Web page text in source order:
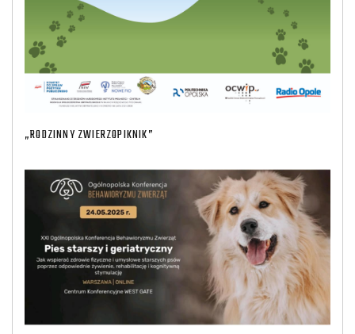
„RODZINNY ZWIERZOPIKNIK”